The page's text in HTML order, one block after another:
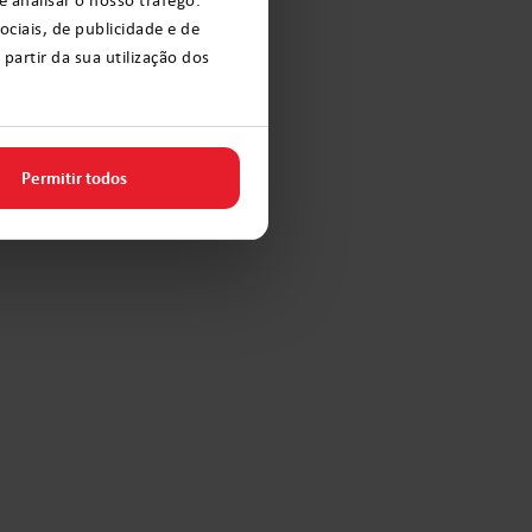
de publicidade e de
da sua utilização dos
Permitir todos